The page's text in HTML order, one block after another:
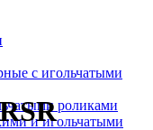
с игольчатыми
роликами
и игольчатыми